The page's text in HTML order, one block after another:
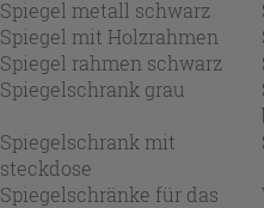
Spiegel metall schwarz
Spiegel mit Holzrahmen
Spiegel rahmen schwarz
Spiegelschrank grau
Spiegelschrank mit
steckdose
Spiegelschränke für das